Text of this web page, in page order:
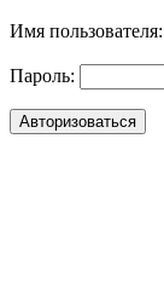
Имя пользователя:
Пароль: